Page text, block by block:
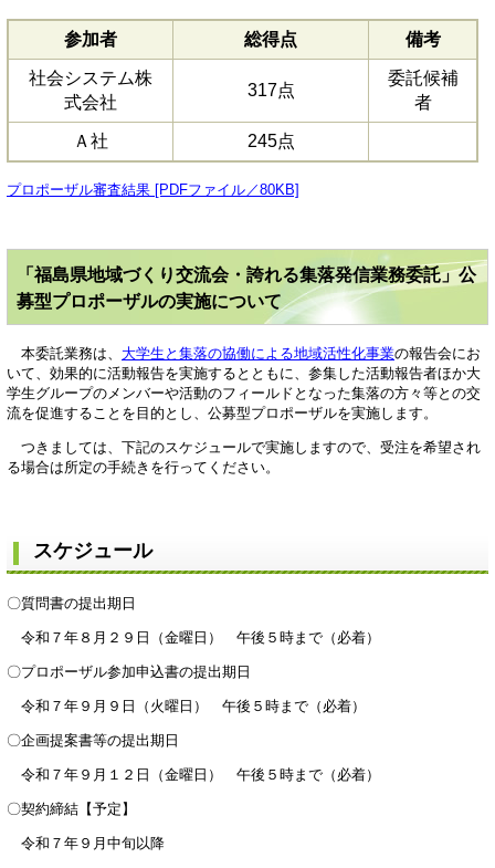
参加者 総得点 備考
社会システム株
式会社
317点
委託候補
者
Ａ社 245点
プロポーザル審査結果 [PDFファイル／80KB]
「福島県地域づくり交流会・誇れる集落発信業務委託」公
募型プロポーザルの実施について
本委託業務は、 大学生と集落の協働による地域活性化事業の報告会にお
いて、効果的に活動報告を実施するとともに、参集した活動報告者ほか大
学生グループのメンバーや活動のフィールドとなった集落の方々等との交
流を促進することを目的とし、公募型プロポーザルを実施します。
つきましては、下記のスケジュールで実施しますので、受注を希望され
る場合は所定の手続きを行ってください。
スケジュール
〇質問書の提出期日
令和７年８月２９日（金曜日） 午後５時まで（必着）
〇プロポーザル参加申込書の提出期日
令和７年９月９日（火曜日） 午後５時まで（必着）
〇企画提案書等の提出期日
令和７年９月１２日（金曜日） 午後５時まで（必着）
〇契約締結【予定】
令和７年９月中旬以降